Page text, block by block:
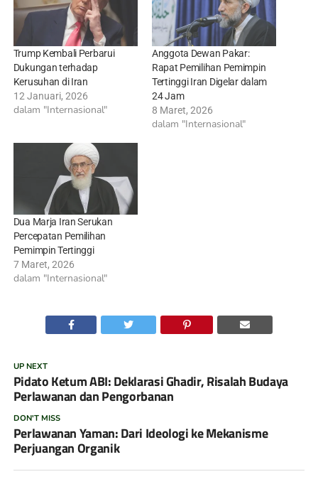
Trump Kembali Perbarui
Dukungan terhadap
Kerusuhan di Iran
12 Januari, 2026
dalam "Internasional"
Anggota Dewan Pakar:
Rapat Pemilihan Pemimpin
Tertinggi Iran Digelar dalam
24 Jam
8 Maret, 2026
dalam "Internasional"
Dua Marja Iran Serukan
Percepatan Pemilihan
Pemimpin Tertinggi
7 Maret, 2026
dalam "Internasional"
UP NEXT
Pidato Ketum ABI: Deklarasi Ghadir, Risalah Budaya
Perlawanan dan Pengorbanan
DON'T MISS
Perlawanan Yaman: Dari Ideologi ke Mekanisme
Perjuangan Organik